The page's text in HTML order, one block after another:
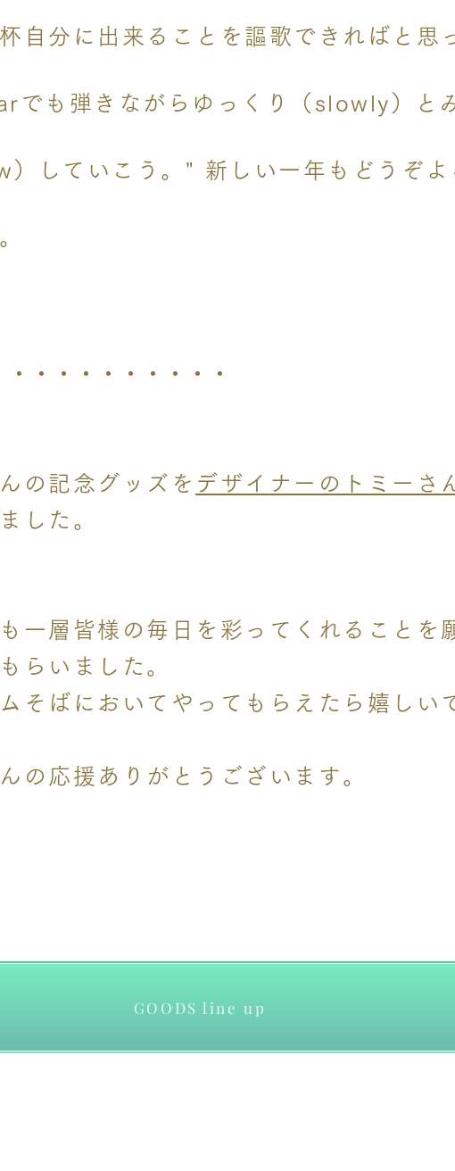
自分に出来ることを謳歌できればと思
でも弾きながらゆっくり（slowly）と
）していこう。" 新しい一年もどうぞよ
・・・・・・・・・
の記念グッズを デザイナーのトミーさ
した。
一層皆様の毎日を彩ってくれることを
らいました。
そばにおいてやってもらえたら嬉しい
の応援ありがとうございます。
GOODS line up